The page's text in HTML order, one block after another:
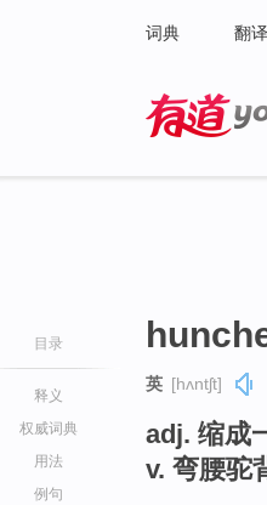
词典 翻译
目录
释义
权威词典
用法
例句
英 [hʌntʃt]
adj. 缩成
v. 弯腰驼